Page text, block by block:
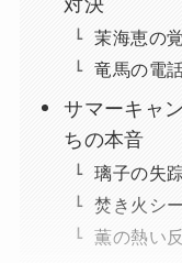
茉海恵の
竜馬の電
サマーキャ
ちの本音
璃子の失
焚き火シ
薫の熱い